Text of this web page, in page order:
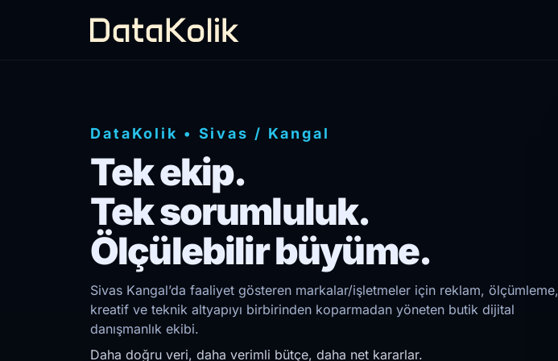
DataKolik • Sivas / Kangal
Tek ekip.
Tek sorumluluk.
Ölçülebilir büyüme.
Sivas Kangal’da faaliyet gösteren markalar/işletmeler için reklam, ölçümleme,
kreatif ve teknik altyapıyı birbirinden koparmadan yöneten butik dijital
danışmanlık ekibi.
Daha doğru veri, daha verimli bütçe, daha net kararlar.